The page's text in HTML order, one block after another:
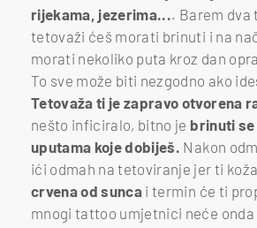
rijekama, jezerima.... Barem dva
tetovaži ćeš morati brinuti i na
morati nekoliko puta kroz dan
To sve može biti nezgodno ako
Tetovaža ti je zapravo otvorena
nešto inficiralo, bitno je brinuti se
uputama koje dobiješ. Nakon
ići odmah na tetoviranje jer ti
crvena od sunca i termin će ti
mnogi tattoo umjetnici neće